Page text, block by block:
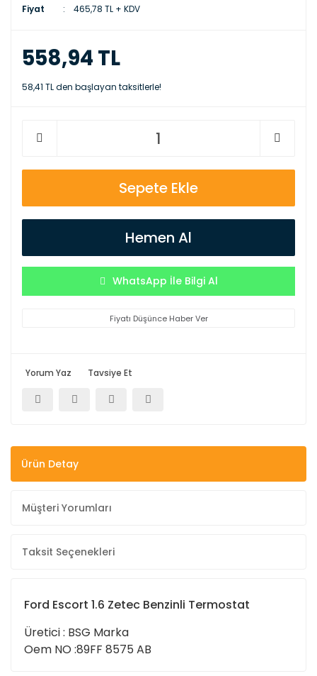
Fiyat 465,78 TL + KDV
558,94 TL
58,41 TL den başlayan taksitlerle!
Sepete Ekle
Hemen Al
WhatsApp İle Bilgi Al
Fiyatı Düşünce Haber Ver
Yorum Yaz Tavsiye Et
Ürün Detay
Müşteri Yorumları
Taksit Seçenekleri
Ford Escort 1.6 Zetec Benzinli Termostat
Üretici : BSG Marka
Oem NO :89FF 8575 AB